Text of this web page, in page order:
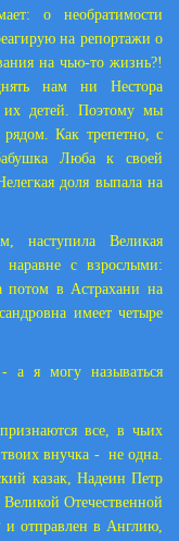
о необратимости
на репортажи о
на чью-то жизнь?!
нам ни Нестора
их детей. Поэтому мы
Как трепетно, с
Люба к своей
доля выпала на
наступила Великая
наравне с взрослыми:
потом в Астрахани на
имеет четыре
я могу называться
все, в чьих
внучка - не одна.
казак, Надеин Петр
Отечественной
отправлен в Англию,